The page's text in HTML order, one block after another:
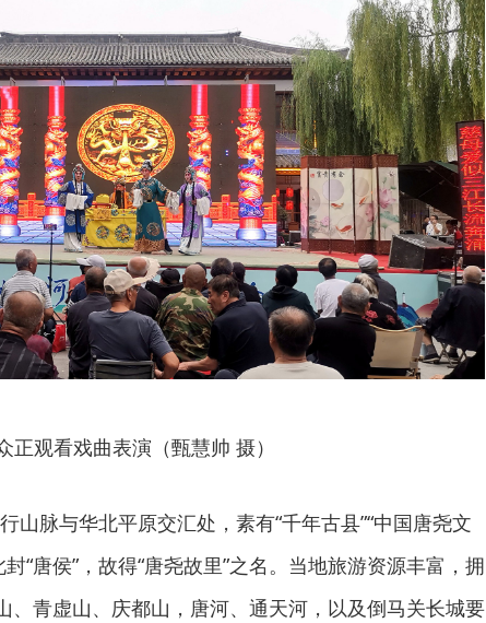
正观看戏曲表演（甄慧帅 摄）
山脉与华北平原交汇处，素有“千年古县”“中国唐尧文
“唐侯”，故得“唐尧故里”之名。当地旅游资源丰富，拥
青虚山、庆都山，唐河、通天河，以及倒马关长城要